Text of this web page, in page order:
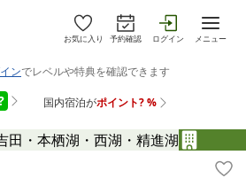
お気に入り 予約確認 ログイン メニュー
田・本栖湖・西湖・精進湖